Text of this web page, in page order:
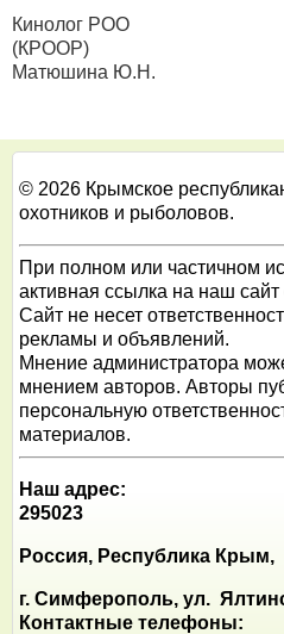
Кинолог РОО
Матюшина Ю.Н.
© 2026 Крымское
охотников и рыболовов.
При полном или частичном
активная ссылка на наш сайт
Сайт не несет
рекламы и объявлений.
Мнение администратора
мнением авторов. Авторы
персональную
материалов.
Наш адрес:
295023
Россия, Республика Крым,
г. Симферополь, ул.
Контактные телефоны: